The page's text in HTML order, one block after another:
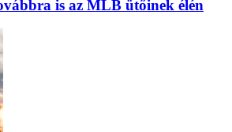
is az MLB ütőinek élén